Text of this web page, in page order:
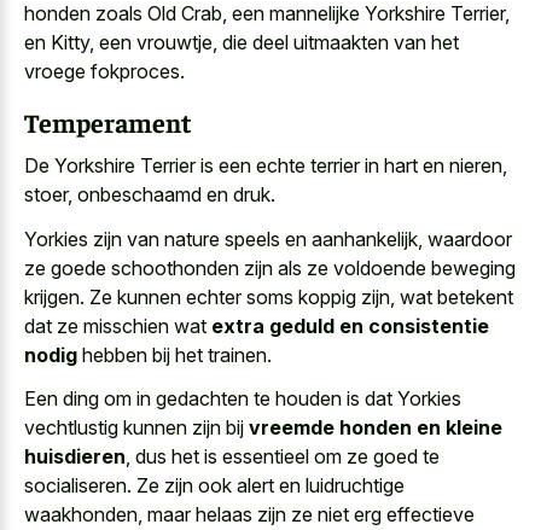
honden zoals Old Crab, een mannelijke Yorkshire Terrier,
en Kitty, een vrouwtje, die deel uitmaakten van het
vroege fokproces.
Temperament
De Yorkshire Terrier is een echte terrier in hart en nieren,
stoer, onbeschaamd en druk.
Yorkies zijn van nature speels en aanhankelijk, waardoor
ze goede schoothonden zijn als ze voldoende beweging
krijgen. Ze kunnen echter soms koppig zijn, wat betekent
dat ze misschien wat extra geduld en consistentie
nodig hebben bij het trainen.
Een ding om in gedachten te houden is dat Yorkies
vechtlustig kunnen zijn bij vreemde honden en kleine
huisdieren, dus het is essentieel om ze goed te
socialiseren. Ze zijn ook alert en luidruchtige
waakhonden, maar helaas zijn ze niet erg effectieve